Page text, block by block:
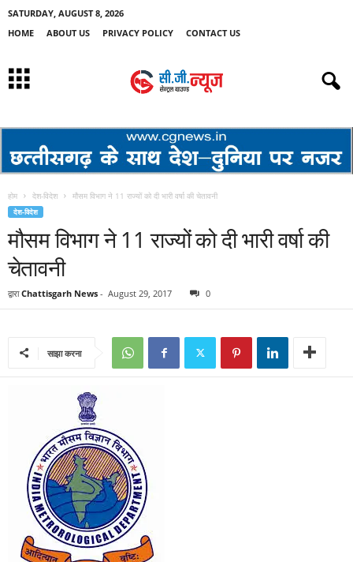
SATURDAY, AUGUST 8, 2026
HOME
ABOUT US PRIVACY POLICY CONTACT US
होम देश-विदेश मौसम विभाग ने 11 राज्यों को दी भारी वर्षा की चेतावनी
देश-विदेश
मौसम विभाग ने 11 राज्यों को दी भारी वर्षा की
चेतावनी
द्वारा Chattisgarh News - August 29, 2017 0
साझा करना